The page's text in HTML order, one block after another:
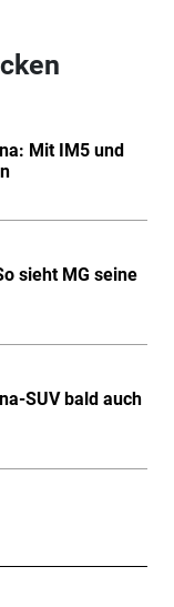
Mit IM5 und
sieht MG seine
SUV bald auch